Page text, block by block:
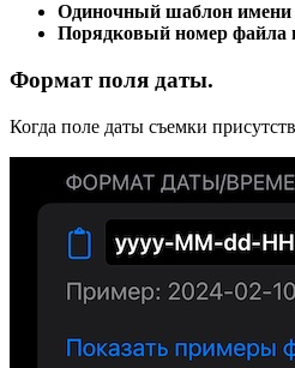
Одиночный шаблон имени
Порядковый номер файла
Формат поля даты.
Когда поле даты съемки